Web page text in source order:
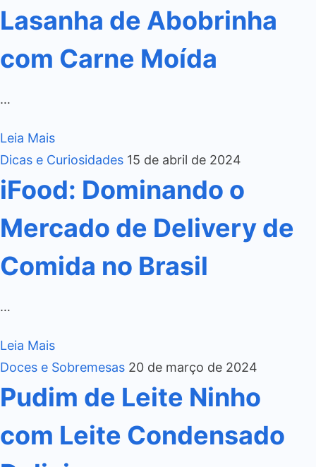
Lasanha de Abobrinha
com Carne Moída
…
Leia Mais
Dicas e Curiosidades 15 de abril de 2024
iFood: Dominando o
Mercado de Delivery de
Comida no Brasil
…
Leia Mais
Doces e Sobremesas 20 de março de 2024
Pudim de Leite Ninho
com Leite Condensado